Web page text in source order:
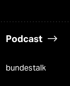
Podcast
bundestalk